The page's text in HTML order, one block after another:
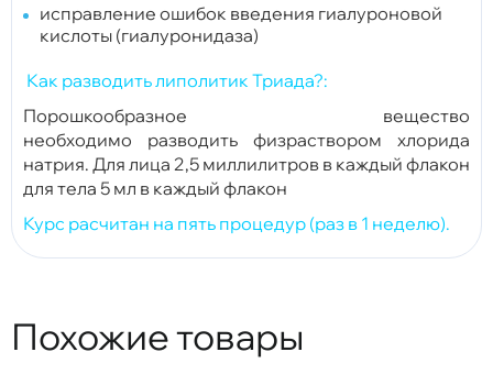
исправление ошибок введения гиалуроновой
кислоты (гиалуронидаза)
Как разводить липолитик Триада?:
Порошкообразное вещество
необходимо разводить физраствором хлорида
натрия. Для лица 2,5 миллилитров в каждый флакон
для тела 5 мл в каждый флакон
Курс расчитан на пять процедур (раз в 1 неделю).
Похожие товары